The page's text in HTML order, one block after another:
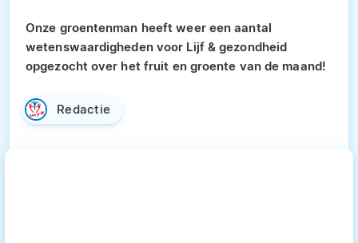
Onze groentenman heeft weer een aantal
wetenswaardigheden voor Lijf & gezondheid
opgezocht over het fruit en groente van de maand!
Redactie